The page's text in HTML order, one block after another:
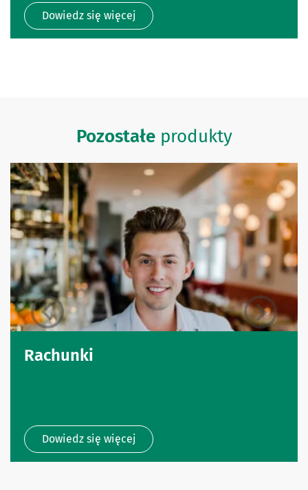
Dowiedz się więcej
Pozostałeprodukty
Rachunki
Dowiedz się więcej